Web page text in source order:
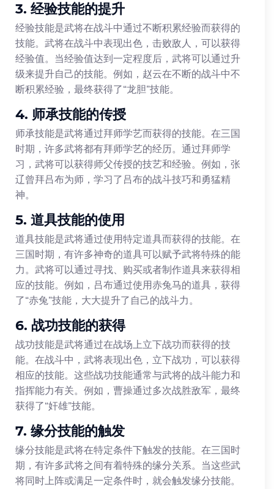
3. 经验技能的提升
经验技能是武将在战斗中通过不断积累经验而获得的
技能。武将在战斗中表现出色，击败敌人，可以获得
经验值。当经验值达到一定程度后，武将可以通过升
级来提升自己的技能。例如，赵云在不断的战斗中不
断积累经验，最终获得了“龙胆”技能。
4. 师承技能的传授
师承技能是武将通过拜师学艺而获得的技能。在三国
时期，许多武将都有拜师学艺的经历。通过拜师学
习，武将可以获得师父传授的技艺和经验。例如，张
辽曾拜吕布为师，学习了吕布的战斗技巧和勇猛精
神。
5. 道具技能的使用
道具技能是武将通过使用特定道具而获得的技能。在
三国时期，有许多神奇的道具可以赋予武将特殊的能
力。武将可以通过寻找、购买或者制作道具来获得相
应的技能。例如，吕布通过使用赤兔马的道具，获得
了“赤兔”技能，大大提升了自己的战斗力。
6. 战功技能的获得
战功技能是武将通过在战场上立下战功而获得的技
能。在战斗中，武将表现出色，立下战功，可以获得
相应的技能。这些战功技能通常与武将的战斗能力和
指挥能力有关。例如，曹操通过多次战胜敌军，最终
获得了“奸雄”技能。
7. 缘分技能的触发
缘分技能是武将在特定条件下触发的技能。在三国时
期，有许多武将之间有着特殊的缘分关系。当这些武
将同时上阵或满足一定条件时，就会触发缘分技能。